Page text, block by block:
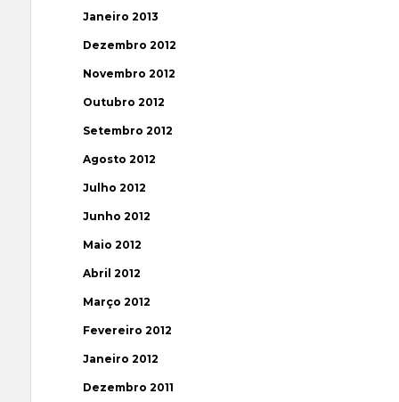
Janeiro 2013
Dezembro 2012
Novembro 2012
Outubro 2012
Setembro 2012
Agosto 2012
Julho 2012
Junho 2012
Maio 2012
Abril 2012
Março 2012
Fevereiro 2012
Janeiro 2012
Dezembro 2011